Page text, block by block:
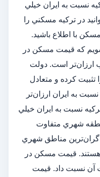
نسبت به ايران خيلي
در تركيه مسكني را
با اطلاع باشيد.
كه قيمت مسكن در
ارزان‌تر است. دولت
كرده و متعادل
به ايران ارزان‌تر
نسبت به ايران خيلي
شهري متفاوت
مناطق شهري
هستند. قيمت مسكن در
آن نسبت داد. قيمت